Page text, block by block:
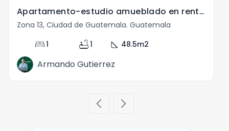
Apartamento-estudio amueblado en renta en zona 13
Zona 13, Ciudad de Guatemala. Guatemala
bed1 bathtub1 square_foot 48.5m2
Armando Gutierrez
chevron_left chevron_right